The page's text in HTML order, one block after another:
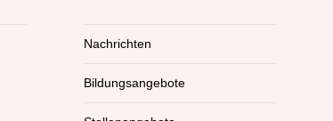
Nachrichten
Bildungsangebote